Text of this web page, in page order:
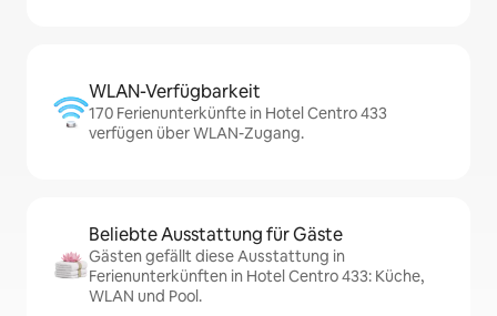
WLAN-Verfügbarkeit
170 Ferienunterkünfte in Hotel Centro 433
verfügen über WLAN-Zugang.
Beliebte Ausstattung für Gäste
Gästen gefällt diese Ausstattung in
Ferienunterkünften in Hotel Centro 433: Küche,
WLAN und Pool.